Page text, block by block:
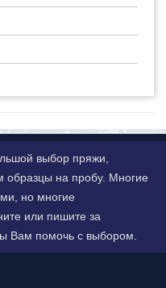
выбор пряжи,
образцы на пробу. Многие
но многие
или пишите за
Вам помочь с выбором.